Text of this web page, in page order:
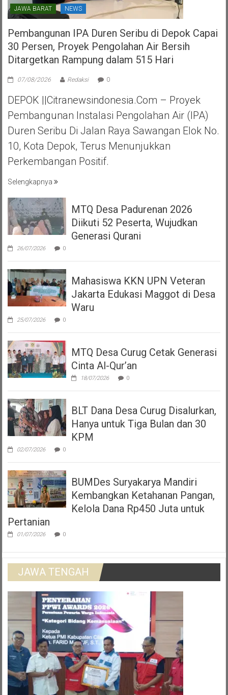
JAWA BARAT NEWS
Pembangunan IPA Duren Seribu di Depok Capai
30 Persen, Proyek Pengolahan Air Bersih
Ditargetkan Rampung dalam 515 Hari
07/08/2026 Redaksi 0
DEPOK ||Citranewsindonesia.com – Proyek
Pembangunan Instalasi Pengolahan Air (IPA)
Duren Seribu Di Jalan Raya Sawangan Elok No.
10, Kota Depok, Terus Menunjukkan
Perkembangan Positif.
Selengkapnya
MTQ Desa Padurenan 2026
Diikuti 52 Peserta, Wujudkan
Generasi Qurani
26/07/2026 0
Mahasiswa KKN UPN Veteran
Jakarta Edukasi Maggot di Desa
Waru
25/07/2026 0
MTQ Desa Curug Cetak Generasi
Cinta Al-Qur’an
18/07/2026 0
BLT Dana Desa Curug Disalurkan,
Hanya untuk Tiga Bulan dan 30
KPM
02/07/2026 0
BUMDes Suryakarya Mandiri
Kembangkan Ketahanan Pangan,
Kelola Dana Rp450 Juta untuk
Pertanian
01/07/2026 0
JAWA TENGAH